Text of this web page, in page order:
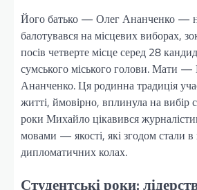
Його батько — Олег Ананченко —
балотувався на місцевих виборах,
посів четверте місце серед 28
сумського міського голови. Мати
Ананченко. Ця родинна традиція
житті, ймовірно, вплинула на вибір
роки Михайло цікавився
мовами — якості, які згодом стали в
дипломатичних колах.
Студентські роки: